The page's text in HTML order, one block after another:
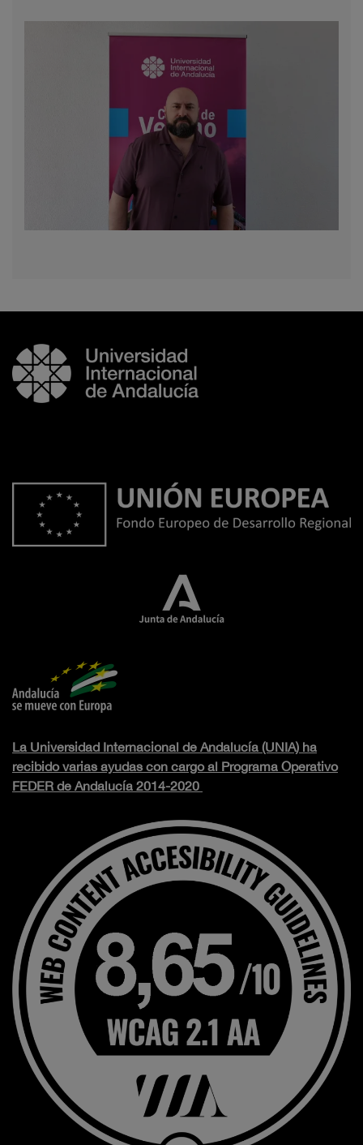
La Universidad Internacional de Andalucía (UNIA) ha
recibido varias ayudas con cargo al Programa Operativo
FEDER de Andalucía 2014-2020